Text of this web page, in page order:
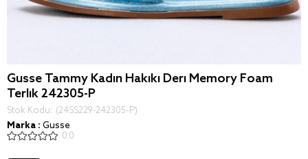
Gusse Tammy Kadın Hakiki Deri Memory Foam
Terlik 242305-P
Stok Kodu
(24SS229-242305-P)
Marka : Gusse
0.0